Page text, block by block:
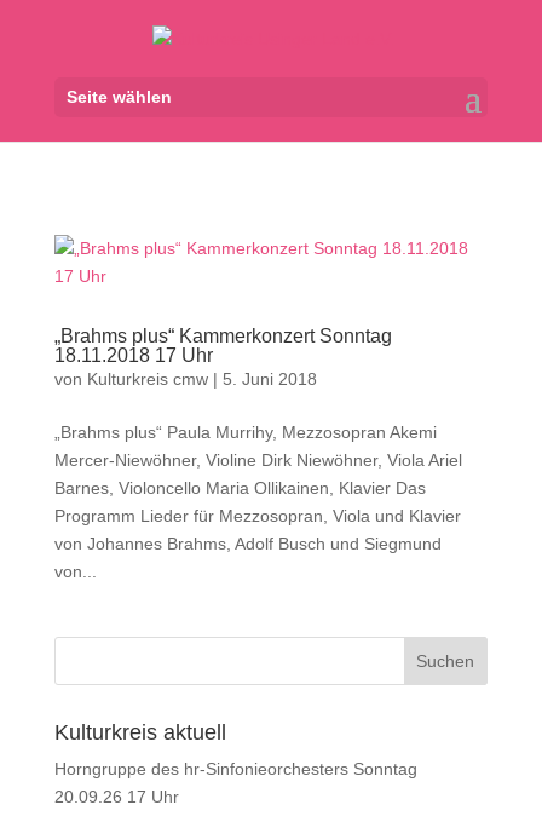
Seite wählen
„Brahms plus“ Kammerkonzert Sonntag
18.11.2018 17 Uhr
von Kulturkreis cmw| 5. Juni 2018
„Brahms plus“ Paula Murrihy, Mezzosopran Akemi
Mercer-Niewöhner, Violine Dirk Niewöhner, Viola Ariel
Barnes, Violoncello Maria Ollikainen, Klavier Das
Programm Lieder für Mezzosopran, Viola und Klavier
von Johannes Brahms, Adolf Busch und Siegmund
von...
Kulturkreis aktuell
Horngruppe des hr-Sinfonieorchesters Sonntag
20.09.26 17 Uhr